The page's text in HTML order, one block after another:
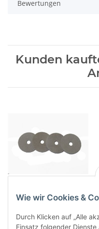
Wie wir Cookies &
Durch Klicken auf „Alle
Einsatz folgender Dienste
Bewertungen
Kunden
Kolbendichtungssatz für